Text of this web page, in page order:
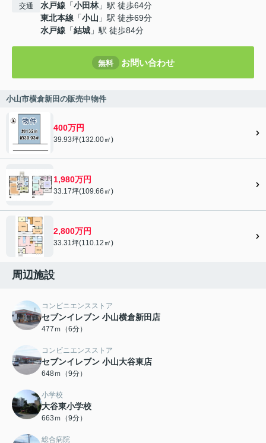
交通 水戸線 「小田林」駅 徒歩64分
東北本線 「小山 」駅 徒歩69分
水戸線 「結城 」駅 徒歩84分
無料 お問い合わせ
小山市横倉新田の販売中物件
400万円
39.93坪(132.00㎡)
1,980万円
33.17坪(109.66㎡)
2,800万円
33.31坪(110.12㎡)
周辺施設
コンビニエンスストア
セブンイレブン 小山横倉新田店
477ｍ（6分）
コンビニエンスストア
セブンイレブン 小山大谷東店
648ｍ（9分）
小学校
大谷東小学校
663ｍ（9分）
総合病院